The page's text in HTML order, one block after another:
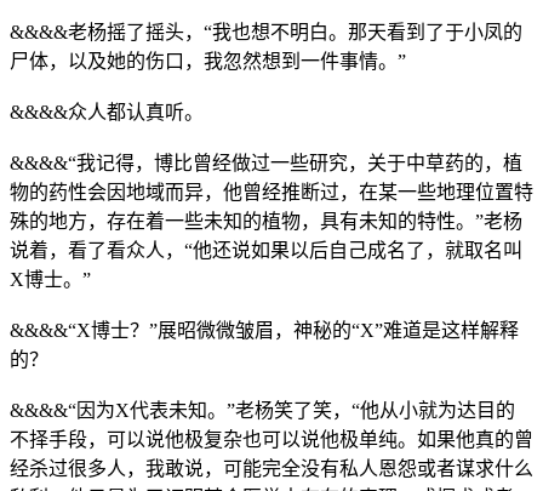
&&&&老杨摇了摇头，“我也想不明白。那天看到了于小凤的
尸体，以及她的伤口，我忽然想到一件事情。”
&&&&众人都认真听。
&&&&“我记得，博比曾经做过一些研究，关于中草药的，植
物的药性会因地域而异，他曾经推断过，在某一些地理位置特
殊的地方，存在着一些未知的植物，具有未知的特性。”老杨
说着，看了看众人，“他还说如果以后自己成名了，就取名叫
X博士。”
&&&&“X博士？”展昭微微皱眉，神秘的“X”难道是这样解释
的？
&&&&“因为X代表未知。”老杨笑了笑，“他从小就为达目的
不择手段，可以说他极复杂也可以说他极单纯。如果他真的曾
经杀过很多人，我敢说，可能完全没有私人恩怨或者谋求什么